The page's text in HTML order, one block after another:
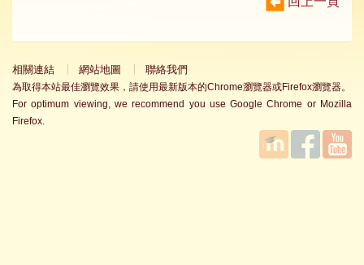
相關連結 網站地圖 聯絡我們
為取得本站最佳瀏覽效果，請使用最新版本的Chrome瀏覽器或Firefox瀏覽器。
For optimum viewing, we recommend you use Google Chrome or Mozilla
Firefox.